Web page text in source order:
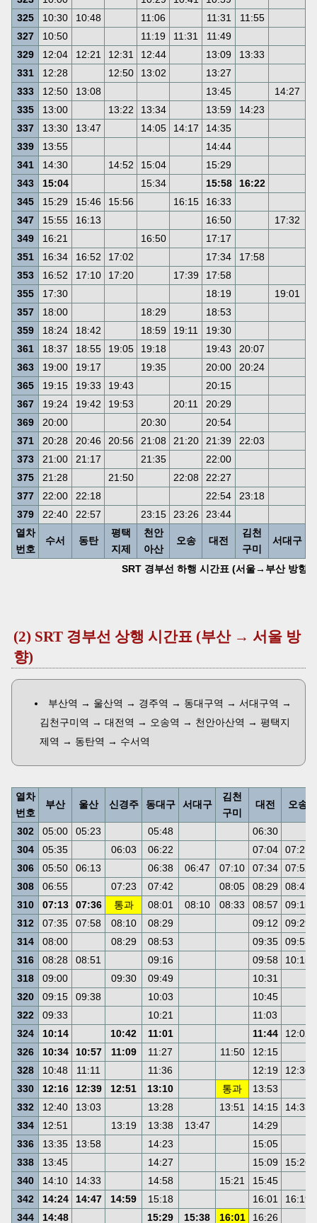
SRT 경부선 하행 시간표 (서울→부산 방향)
325
10:30 10:48 11:06 11:31 11:55
327
10:50 11:19 11:31 11:49
329
12:04 12:21 12:31 12:44 13:09 13:33
331
12:28 12:50 13:02 13:27
333
12:50 13:08 13:45 14:27
335
13:00 13:22 13:34 13:59 14:23
337
13:30 13:47 14:05 14:17 14:35
339
13:55 14:44
341
14:30 14:52 15:04 15:29
343
15:04 15:34 15:58 16:22
345
15:29 15:46 15:56 16:15 16:33
347
15:55 16:13 16:50 17:32
349
16:21 16:50 17:17
351
16:34 16:52 17:02 17:34 17:58
353
16:52 17:10 17:20 17:39 17:58
355
17:30 18:19 19:01
357
18:00 18:29 18:53
359
18:24 18:42 18:59 19:11 19:30
361
18:37 18:55 19:05 19:18 19:43 20:07
363
19:00 19:17 19:35 20:00 20:24
365
19:15 19:33 19:43 20:15
367
19:24 19:42 19:53 20:11 20:29
369
20:00 20:30 20:54
371
20:28 20:46 20:56 21:08 21:20 21:39 22:03
373
21:00 21:17 21:35 22:00
375
21:28 21:50 22:08 22:27
377
22:00 22:18 22:54 23:18
379
22:40 22:57 23:15 23:26 23:44
열차
번호
수서 동탄
평택
지제
천안
아산
오송 대전
김천
구미
서대구
(2) SRT 경부선 상행 시간표 (부산 → 서울 방
향)
부산역 → 울산역 → 경주역 → 동대구역 → 서대구역 →
김천구미역 → 대전역 → 오송역 → 천안아산역 → 평택지
제역 → 동탄역 → 수서역
열차
번호
부산 울산 신경주 동대구 서대구
김천
구미
대전 오송
302 05:00 05:23 05:48
06:30
304
05:35 06:03 06:22 07:04
07:21
306
05:50 06:13 06:38 06:47 07:10 07:34
07:52
308
06:55 07:23 07:42 08:05 08:29
08:47
310
07:13 07:36 통과 08:01 08:10 08:33 08:57
09:15
312
07:35 07:58 08:10 08:29 09:12
09:29
314
08:00 08:29 08:53 09:35
09:53
316
08:28 08:51 09:16 09:58
10:15
318
09:00 09:30 09:49
10:31
320
09:15 09:38 10:03
10:45
322
09:33 10:21
11:03
324
10:14 10:42 11:01 11:44
12:02
326
10:34 10:57 11:09 11:27 11:50
12:15
328
10:48 11:11 11:36 12:19
12:36
330
12:16 12:39 12:51 13:10 통과
13:53
332
12:40 13:03 13:28 13:51 14:15
14:33
334
12:51 13:19 13:38 13:47
14:29
336
13:35 13:58 14:23
15:05
338
13:45 14:27 15:09
15:26
340
14:10 14:33 14:58 15:21
15:45
342
14:24 14:47 14:59 15:18 16:01
16:19
344
14:48 15:29 15:38 16:01 16:26